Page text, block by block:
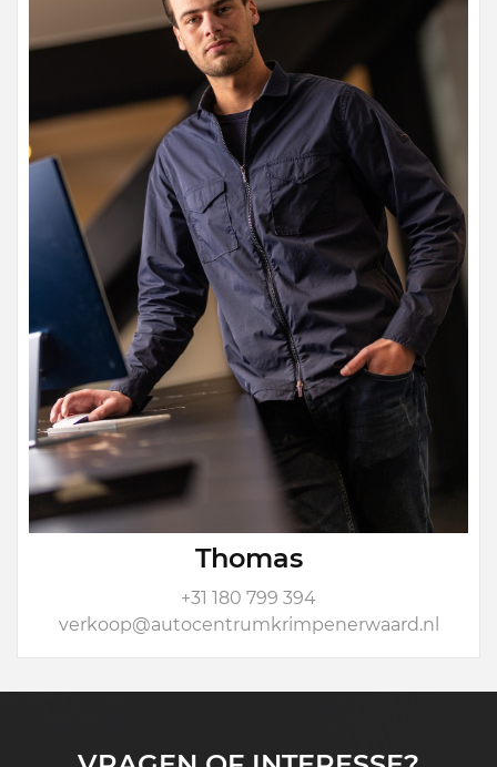
Thomas
+31 180 799 394
verkoop@autocentrumkrimpenerwaard.nl